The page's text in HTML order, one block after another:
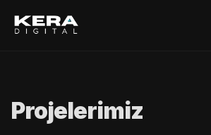
Projelerimiz